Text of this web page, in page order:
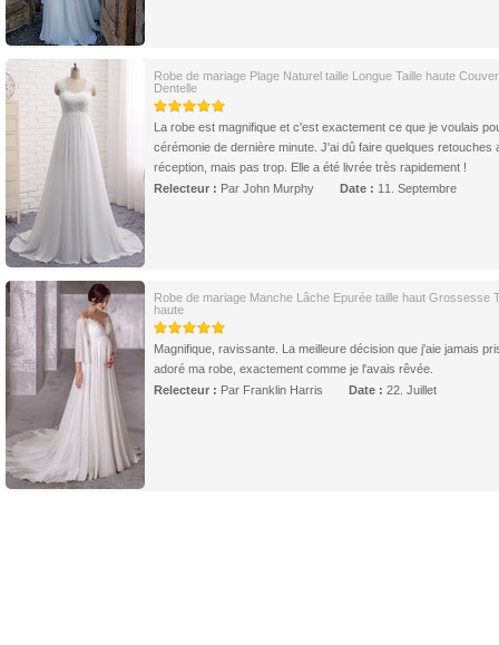
Robe de mariage Plage Naturel taille Longue Taille haute
Dentelle
La robe est magnifique et c'est exactement ce que je voulais
cérémonie de dernière minute. J'ai dû faire quelques retouches
réception, mais pas trop. Elle a été livrée très rapidement !
Relecteur : Par John Murphy Date : 11. Septembre
Robe de mariage Manche Lâche Epurée taille haut Grossesse
haute
Magnifique, ravissante. La meilleure décision que j'aie jamais
adoré ma robe, exactement comme je l'avais rêvée.
Relecteur : Par Franklin Harris Date : 22. Juillet